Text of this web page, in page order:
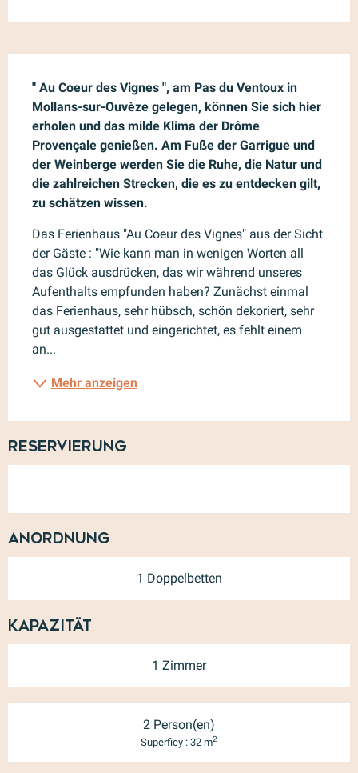
" Au Coeur des Vignes ", am Pas du Ventoux in
Mollans-sur-Ouvèze gelegen, können Sie sich hier
erholen und das milde Klima der Drôme
Provençale genießen. Am Fuße der Garrigue und
der Weinberge werden Sie die Ruhe, die Natur und
die zahlreichen Strecken, die es zu entdecken gilt,
zu schätzen wissen.
Das Ferienhaus "Au Coeur des Vignes" aus der Sicht
der Gäste : "Wie kann man in wenigen Worten all
das Glück ausdrücken, das wir während unseres
Aufenthalts empfunden haben? Zunächst einmal
das Ferienhaus, sehr hübsch, schön dekoriert, sehr
gut ausgestattet und eingerichtet, es fehlt einem
an...
Mehr anzeigen
Reservierung
Anordnung
1 Doppelbetten
Kapazität
1 Zimmer
2 Person(en)
Superficy : 32 m2